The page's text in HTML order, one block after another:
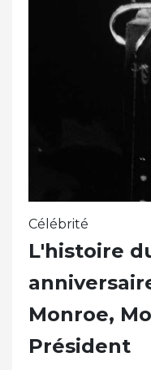
Célébrité
L'histoire
Monroe,
Président